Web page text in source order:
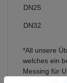
DN25
DN32
*All unsere
welches ein
Messing für